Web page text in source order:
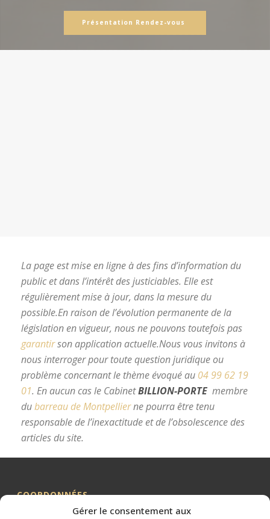
Gérer le consentement aux
Présentation Rendez-vous
La page est mise en ligne à des fins d’information du
public et dans l’intérêt des justiciables. Elle est
régulièrement mise à jour, dans la mesure du
possible.En raison de l’évolution permanente de la
législation en vigueur, nous ne pouvons toutefois pas
garantirson application actuelle.Nous vous invitons à
nous interroger pour toute question juridique ou
problème concernant le thème évoqué au 04 99 62 19
01. En aucun cas le CabinetBILLION-PORTE membre
dubarreau de Montpellierne pourra être tenu
responsable de l’inexactitude et de l’obsolescence des
articles du site.
COORDONNÉES
Me BILLION-PORTE